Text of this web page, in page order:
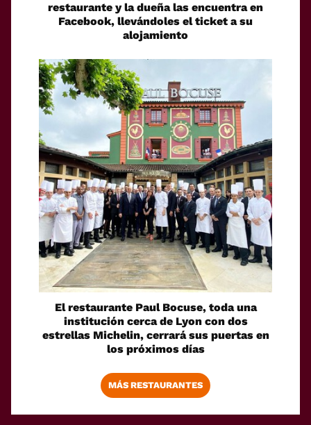
restaurante y la dueña las encuentra en
Facebook, llevándoles el ticket a su
alojamiento
El restaurante Paul Bocuse, toda una
institución cerca de Lyon con dos
estrellas Michelin, cerrará sus puertas en
los próximos días
MÁS RESTAURANTES